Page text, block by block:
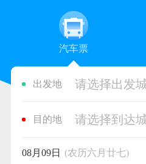
汽车票
出发地 请选择出发
目的地 请选择到达
08月09日 (农历六月廿七)